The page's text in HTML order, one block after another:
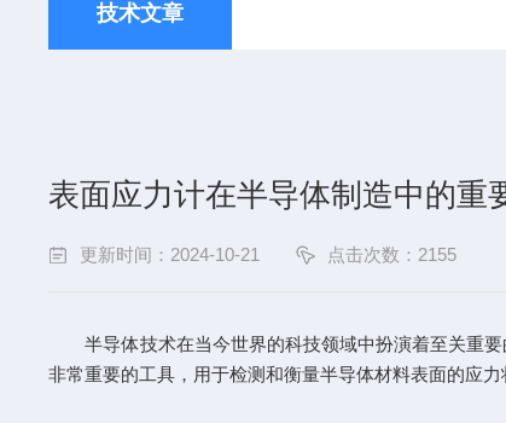
技术文章
表面应力计在半导体制造中的重
更新时间：2024-10-21 点击次数：2155
半导体技术在当今世界的科技领域中扮演着至关重要
非常重要的工具，用于检测和衡量半导体材料表面的应